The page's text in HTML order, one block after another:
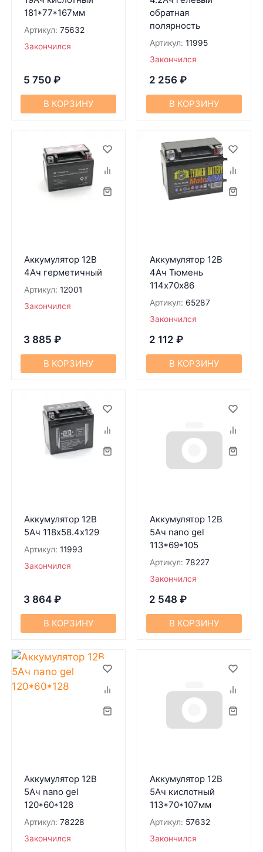
181*77*167мм
Артикул: 75632
Закончился
5 750 ₽
В КОРЗИНУ
обратная
полярность
Артикул: 11995
Закончился
2 256 ₽
В КОРЗИНУ
Аккумулятор 12В
4Ач герметичный
Артикул: 12001
Закончился
3 885 ₽
В КОРЗИНУ
Аккумулятор 12В
4Ач Тюмень
114х70х86
Артикул: 65287
Закончился
2 112 ₽
В КОРЗИНУ
Аккумулятор 12В
5Ач 118х58.4х129
Артикул: 11993
Закончился
3 864 ₽
В КОРЗИНУ
Аккумулятор 12В
5Ач nano gel
113*69*105
Артикул: 78227
Закончился
2 548 ₽
В КОРЗИНУ
Аккумулятор 12В
5Ач nano gel
120*60*128
Артикул: 78228
Закончился
Аккумулятор 12В
5Ач кислотный
113*70*107мм
Артикул: 57632
Закончился